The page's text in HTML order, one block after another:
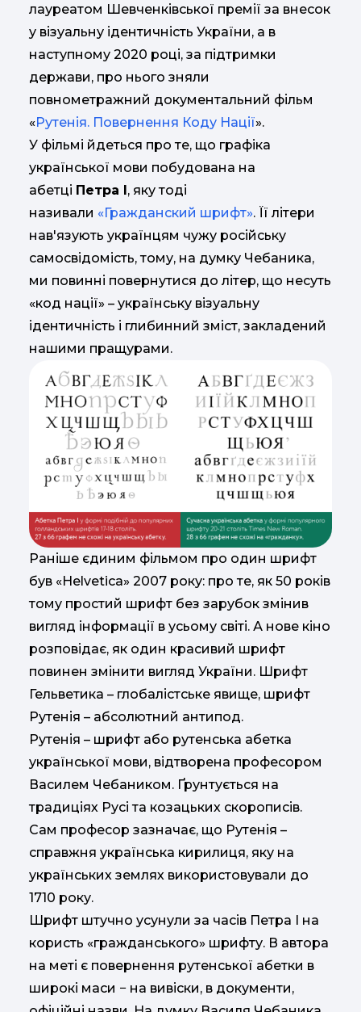
лауреатом Шевченківської премії за внесок
у візуальну ідентичність України, а в
наступному 2020 році, за підтримки
держави, про нього зняли
повнометражний документальний фільм
«Рутенія. Повернення Коду Нації».
У фільмі йдеться про те, що графіка
української мови побудована на
абетці Петра I, яку тоді
називали «Гражданский шрифт». Її літери
нав'язують українцям чужу російську
самосвідомість, тому, на думку Чебаника,
ми повинні повернутися до літер, що несуть
«код нації» – українську візуальну
ідентичність і глибинний зміст, закладений
нашими пращурами.
Раніше єдиним фільмом про один шрифт
був «Helvetica» 2007 року: про те, як 50 років
тому простий шрифт без зарубок змінив
вигляд інформації в усьому світі. А нове кіно
розповідає, як один красивий шрифт
повинен змінити вигляд України. Шрифт
Гельветика – глобалістське явище, шрифт
Рутенія – абсолютний антипод.
Рутенія – шрифт або рутенська абетка
української мови, відтворена професором
Василем Чебаником. Ґрунтується на
традиціях Русі та козацьких скорописів.
Сам професор зазначає, що Рутенія –
справжня українська кирилиця, яку на
українських землях використовували до
1710 року.
Шрифт штучно усунули за часів Петра І на
користь «гражданського» шрифту. В автора
на меті є повернення рутенської абетки в
широкі маси − на вивіски, в документи,